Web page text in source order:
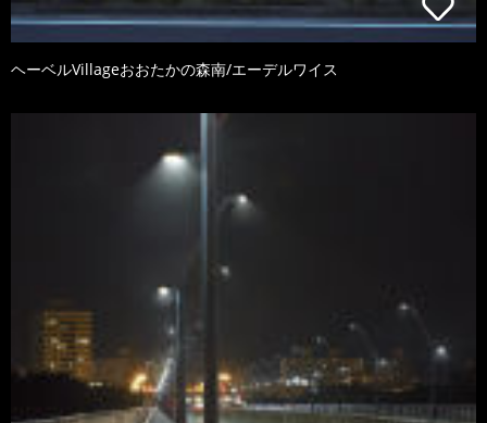
ヘーベルVillageおおたかの森南/エーデルワイス